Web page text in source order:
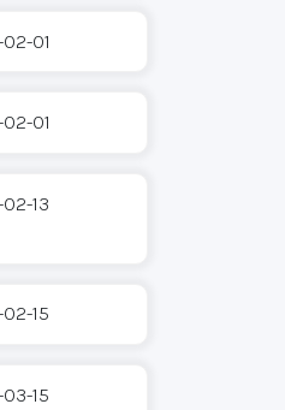
02-01
02-01
02-13
02-15
03-15